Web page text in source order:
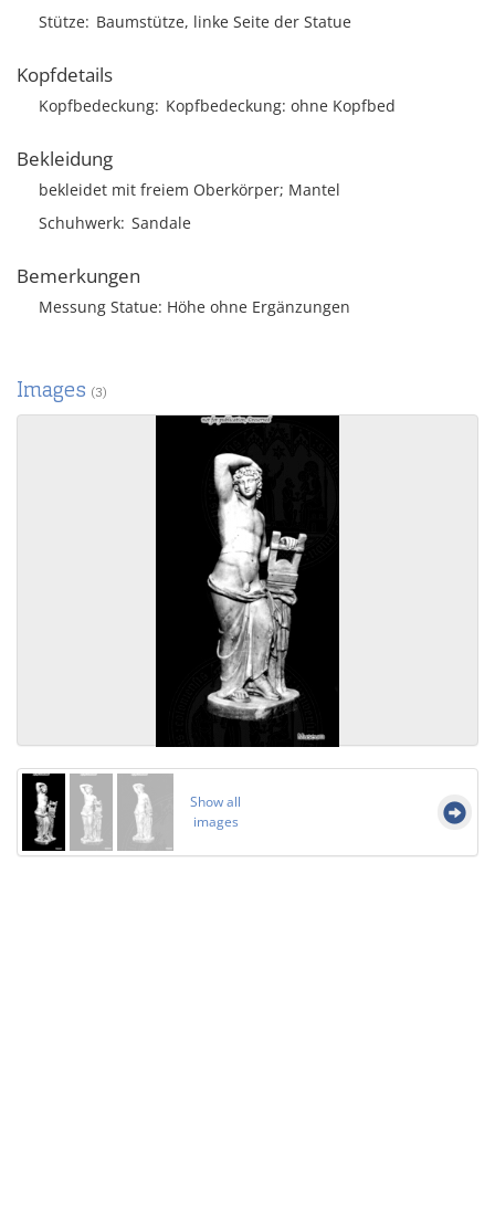
Stütze Baumstütze, linke Seite der Statue
Kopfdetails
Kopfbedeckung Kopfbedeckung: ohne Kopfbed
Bekleidung
bekleidet mit freiem Oberkörper; Mantel
Schuhwerk Sandale
Bemerkungen
Messung Statue: Höhe ohne Ergänzungen
Images (3)
Show all
images